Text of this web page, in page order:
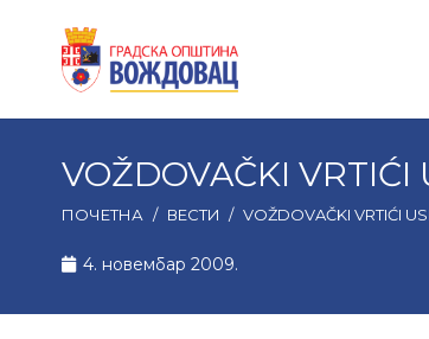
VOŽDOVAČKI VRTIĆI
ПОЧЕТНА / ВЕСТИ / VOŽDOVAČKI VRTIĆI
4. новембар 2009.